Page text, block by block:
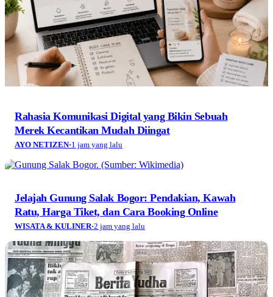
Rahasia Komunikasi Digital yang Bikin Sebuah
Merek Kecantikan Mudah Diingat
AYO NETIZEN·1 jam yang lalu
Jelajah Gunung Salak Bogor: Pendakian, Kawah
Ratu, Harga Tiket, dan Cara Booking Online
WISATA & KULINER·2 jam yang lalu